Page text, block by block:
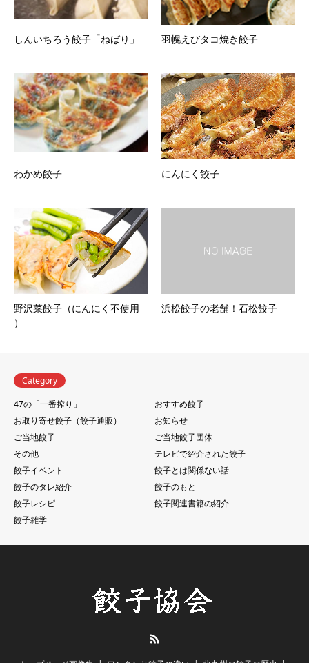
しんいちろう餃子「ねばり」 羽幌えびタコ焼き餃子
わかめ餃子 にんにく餃子
野沢菜餃子（にんにく不使用
）
浜松餃子の老舗！石松餃子
Category
47の「一番搾り」
おすすめ餃子
お取り寄せ餃子（餃子通販）
お知らせ
ご当地餃子
ご当地餃子団体
その他
テレビで紹介された餃子
餃子イベント
餃子とは関係ない話
餃子のタレ紹介
餃子のもと
餃子レシピ
餃子関連書籍の紹介
餃子雑学